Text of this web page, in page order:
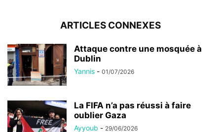
ARTICLES CONNEXES
Attaque contre une mosquée à
Dublin
Yannis - 01/07/2026
La FIFA n’a pas réussi à faire
oublier Gaza
Ayyoub - 29/06/2026